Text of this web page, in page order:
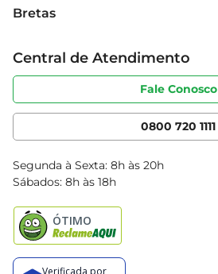
Grupo Cencosud
Sobre privacidade
Portal do fornecedor
Cencosud Media
Bretas
Produtos Bretas
Código de ética
Serviços
Clube Bretas
Blog Bretas
Black Friday
Central de Atendimento
Fale Conosco
0800 720 1111
Segunda à Sexta: 8h às 20h
Sábados: 8h às 18h